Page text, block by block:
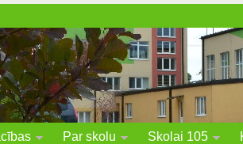
Par skolu Skolai 105